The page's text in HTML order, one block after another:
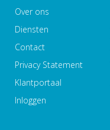
Over ons
Diensten
Contact
Privacy Statement
Klantportaal
Inloggen